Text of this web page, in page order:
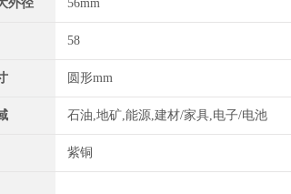
外径 56mm
58
圆形mm
石油,地矿,能源,建材/家具,电子/电池
紫铜